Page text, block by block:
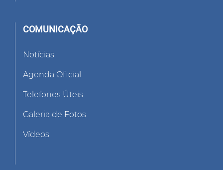
COMUNICAÇÃO
Notícias
Agenda Oficial
Telefones Úteis
Galeria de Fotos
Vídeos